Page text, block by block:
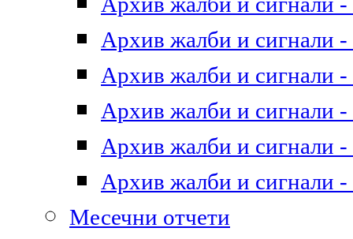
Архив жалби и сигнали -
Архив жалби и сигнали -
Архив жалби и сигнали -
Архив жалби и сигнали -
Архив жалби и сигнали -
Месечни отчети